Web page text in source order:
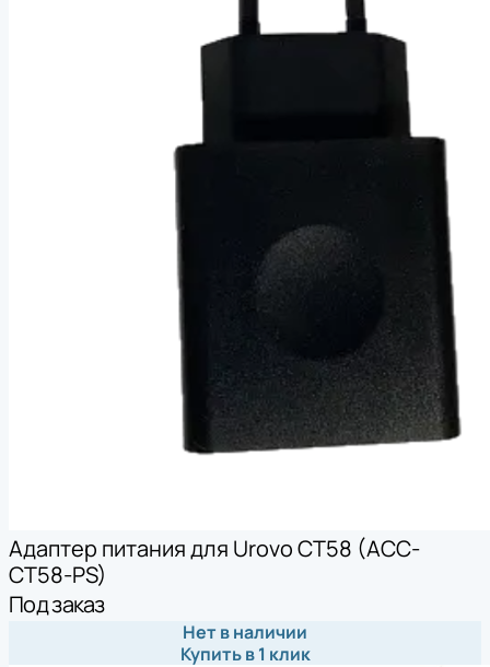
Адаптер питания для Urovo CT58 (ACC-
CT58-PS)
Под заказ
Нет в наличии
Купить в 1 клик